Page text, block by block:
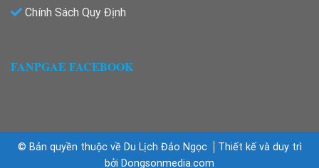
Chính Sách Quy Định
FANPGAE FACEBOOK
© Bản quyền thuộc về Du Lịch Đảo Ngọc
Thiết kế và duy trì
bởi Dongsonmedia.com